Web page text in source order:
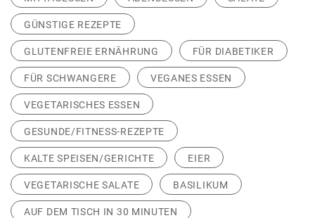
GÜNSTIGE REZEPTE
GLUTENFREIE ERNÄHRUNG FÜR DIABETIKER
FÜR SCHWANGERE VEGANES ESSEN
VEGETARISCHES ESSEN
GESUNDE/FITNESS-REZEPTE
KALTE SPEISEN/GERICHTE EIER
VEGETARISCHE SALATE BASILIKUM
AUF DEM TISCH IN 30 MINUTEN